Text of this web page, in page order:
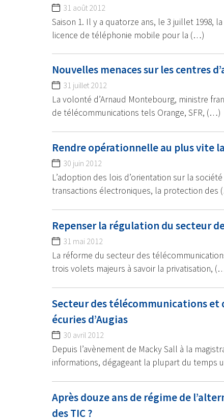
31 août 2012
Saison 1. Il y a quatorze ans, le 3 juillet 1998,
licence de téléphonie mobile pour la (…)
Nouvelles menaces sur les centres
31 juillet 2012
La volonté d’Arnaud Montebourg, ministre
de télécommunications tels Orange, SFR, (…)
Rendre opérationnelle au plus vite
30 juin 2012
L’adoption des lois d’orientation sur la
transactions électroniques, la protection des
Repenser la régulation du secteur
31 mai 2012
La réforme du secteur des
trois volets majeurs à savoir la privatisation,
Secteur des télécommunications et
écuries d’Augias
30 avril 2012
Depuis l’avènement de Macky Sall à la
informations, dégageant la plupart du temps
Après douze ans de régime de
des TIC ?